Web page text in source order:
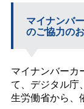
マイナンバ
のご協力の
マイナンバーカ
て、デジタル庁
生労働省から、